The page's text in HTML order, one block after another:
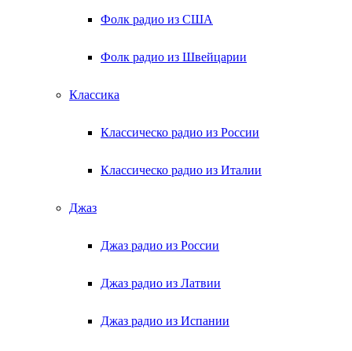
Фолк радио из США
Фолк радио из Швейцарии
Классика
Классическо радио из России
Классическо радио из Италии
Джаз
Джаз радио из России
Джаз радио из Латвии
Джаз радио из Испании